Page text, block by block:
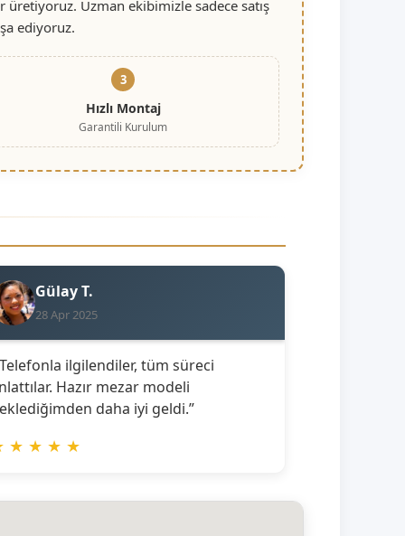
Uzman ekibimizle sadece satış
ediyoruz.
3
Hızlı Montaj
Garantili Kurulum
Gülay T.
28 Apr 2025
ilgilendiler, tüm süreci
Hazır mezar modeli
daha iyi geldi.”
★ ★ ★ ★